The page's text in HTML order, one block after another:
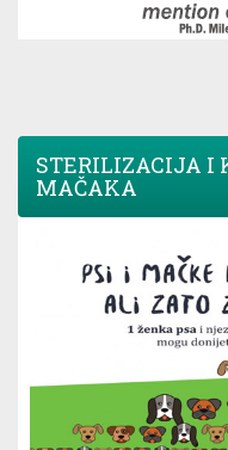
STERILIZACIJA I
MAČAKA